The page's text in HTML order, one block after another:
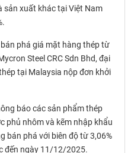
sản xuất khác tại Việt Nam
phá giá mặt hàng thép từ
Steel CRC Sdn Bhd, đại
tại Malaysia nộp đơn khởi
báo các sản phẩm thép
phủ nhôm và kẽm nhập khẩu
bán phá với biên độ từ 3,06%
đến ngày 11/12/2025.